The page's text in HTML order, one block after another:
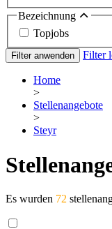
Bezeichnung
Topjobs
Filter anwenden Filter
Home
>
Stellenangebote
>
Steyr
Es wurden 72